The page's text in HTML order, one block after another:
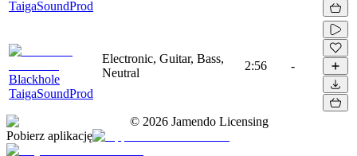
TaigaSoundProd
Blackhole
TaigaSoundProd
Electronic, Guitar, Bass,
Neutral
2:56 -
© 2026 Jamendo Licensing
Pobierz aplikację